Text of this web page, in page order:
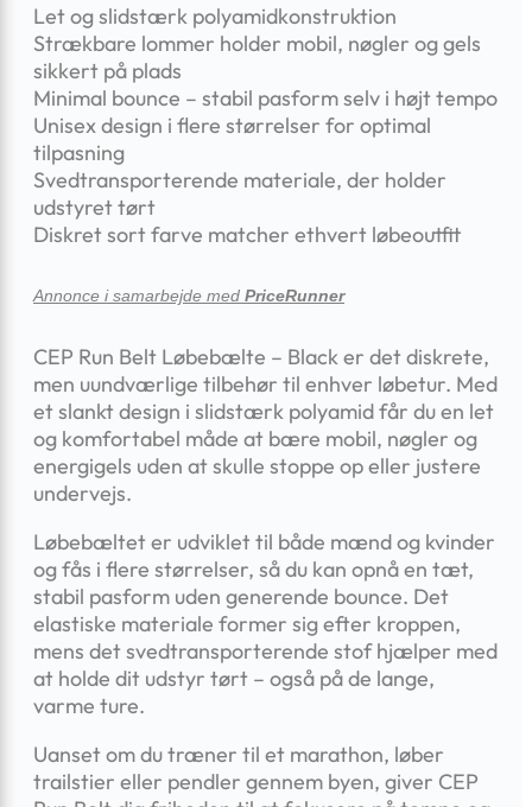
Let og slidstærk polyamidkonstruktion
Strækbare lommer holder mobil, nøgler og gels
sikkert på plads
Minimal bounce – stabil pasform selv i højt tempo
Unisex design i flere størrelser for optimal
tilpasning
Svedtransporterende materiale, der holder
udstyret tørt
Diskret sort farve matcher ethvert løbeoutfit
Annonce i samarbejde med PriceRunner
CEP Run Belt Løbebælte – Black er det diskrete,
men uundværlige tilbehør til enhver løbetur. Med
et slankt design i slidstærk polyamid får du en let
og komfortabel måde at bære mobil, nøgler og
energi­gels uden at skulle stoppe op eller justere
undervejs.
Løbebæltet er udviklet til både mænd og kvinder
og fås i flere størrelser, så du kan opnå en tæt,
stabil pasform uden generende bounce. Det
elastiske materiale former sig efter kroppen,
mens det svedtransporterende stof hjælper med
at holde dit udstyr tørt – også på de lange,
varme ture.
Uanset om du træner til et marathon, løber
trailstier eller pendler gennem byen, giver CEP